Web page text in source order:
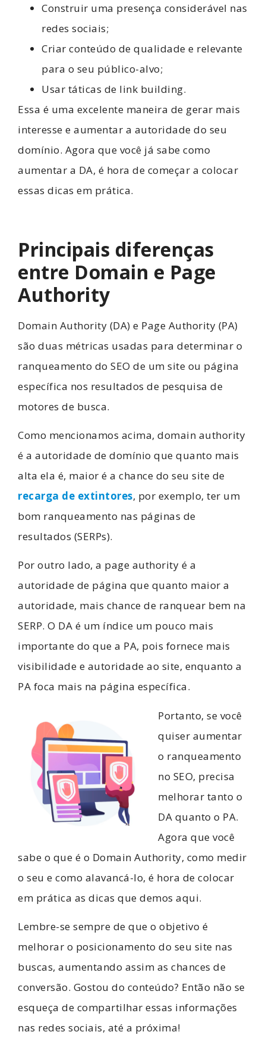
Construir uma presença considerável nas
redes sociais;
Criar conteúdo de qualidade e relevante
para o seu público-alvo;
Usar táticas de link building.
Essa é uma excelente maneira de gerar mais
interesse e aumentar a autoridade do seu
domínio. Agora que você já sabe como
aumentar a DA, é hora de começar a colocar
essas dicas em prática.
Principais diferenças
entre Domain e Page
Authority
Domain Authority (DA) e Page Authority (PA)
são duas métricas usadas para determinar o
ranqueamento do SEO de um site ou página
específica nos resultados de pesquisa de
motores de busca.
Como mencionamos acima, domain authority
é a autoridade de domínio que quanto mais
alta ela é, maior é a chance do seu site de
recarga de extintores, por exemplo, ter um
bom ranqueamento nas páginas de
resultados (SERPs).
Por outro lado, a page authority é a
autoridade de página que quanto maior a
autoridade, mais chance de ranquear bem na
SERP. O DA é um índice um pouco mais
importante do que a PA, pois fornece mais
visibilidade e autoridade ao site, enquanto a
PA foca mais na página específica.
Portanto, se você
quiser aumentar
o ranqueamento
no SEO, precisa
melhorar tanto o
DA quanto o PA.
Agora que você
sabe o que é o Domain Authority, como medir
o seu e como alavancá-lo, é hora de colocar
em prática as dicas que demos aqui.
Lembre-se sempre de que o objetivo é
melhorar o posicionamento do seu site nas
buscas, aumentando assim as chances de
conversão. Gostou do conteúdo? Então não se
esqueça de compartilhar essas informações
nas redes sociais, até a próxima!